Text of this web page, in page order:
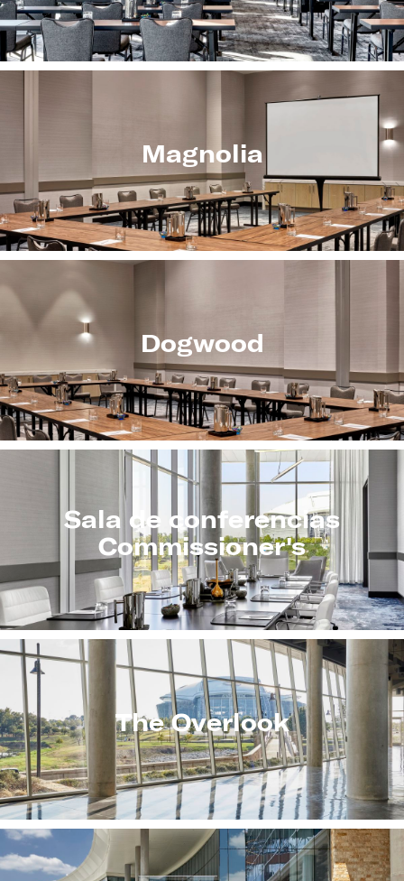
Magnolia
Dogwood
Sala de conferencias
Commissioner's
The Overlook